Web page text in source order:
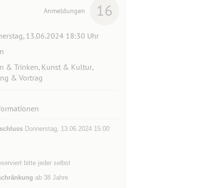
Anmeldungen 16
13.06.2024 18:30 Uhr
& Trinken, Kunst & Kultur,
& Vortrag
Donnerstag, 13.06.2024 15:00
bitte jeder selbst
ab 38 Jahre